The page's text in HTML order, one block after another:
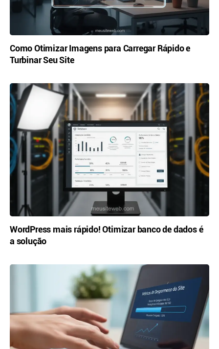
Como Otimizar Imagens para Carregar Rápido e
Turbinar Seu Site
WordPress mais rápido! Otimizar banco de dados é
a solução